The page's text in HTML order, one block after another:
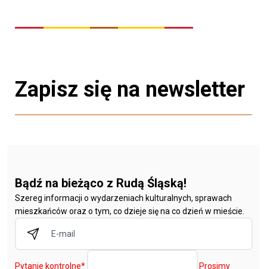
Zapisz się na newsletter
Bądź na bieżąco z Rudą Śląską!
Szereg informacji o wydarzeniach kulturalnych, sprawach
mieszkańców oraz o tym, co dzieje się na co dzień w mieście.
Pytanie kontrolne* Prosimy